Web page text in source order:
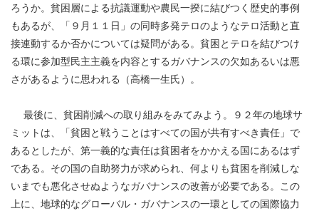
ろうか。貧困層による抗議運動や農民一揆に結びつく歴史的事例
もあるが、「９月１１日」の同時多発テロのようなテロ活動と直
接連動するか否かについては疑問がある。貧困とテロを結びつけ
る環に参加型民主主義を内容とするガバナンスの欠如あるいは悪
さがあるように思われる（高橋一生氏）。
最後に、貧困削減への取り組みをみてみよう。９２年の地球サ
ミットは、「貧困と戦うことはすべての国が共有すべき責任」で
あるとしたが、第一義的な責任は貧困者をかかえる国にあるはず
である。その国の自助努力が求められ、何よりも貧困を削減しな
いまでも悪化させぬようなガバナンスの改善が必要である。この
上に、地球的なグローバル・ガバナンスの一環としての国際協力